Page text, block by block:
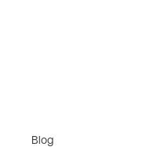
Blog